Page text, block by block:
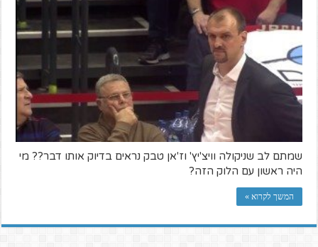
שמתם לב שניקולה וויצ'יץ' וז'אן טבק נראים בדיוק אותו דבר?? מי
היה ראשון עם הלוק הזה?
המשך לקרוא »